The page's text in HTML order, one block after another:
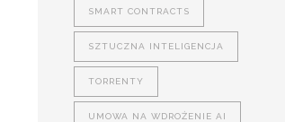
SMART CONTRACTS
SZTUCZNA INTELIGENCJA
TORRENTY
UMOWA NA WDROŻENIE AI